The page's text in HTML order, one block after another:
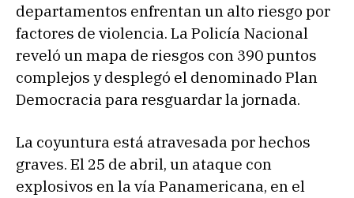
departamentos enfrentan un alto riesgo por
factores de violencia. La Policía Nacional
reveló un mapa de riesgos con 390 puntos
complejos y desplegó el denominado Plan
Democracia para resguardar la jornada.
La coyuntura está atravesada por hechos
graves. El 25 de abril, un ataque con
explosivos en la vía Panamericana, en el